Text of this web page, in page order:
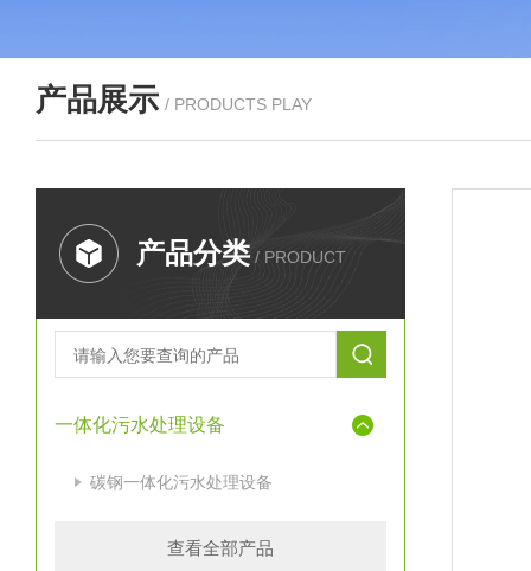
产品展示 / PRODUCTS PLAY
产品分类 / PRODUCT
一体化污水处理设备
碳钢一体化污水处理设备
查看全部产品